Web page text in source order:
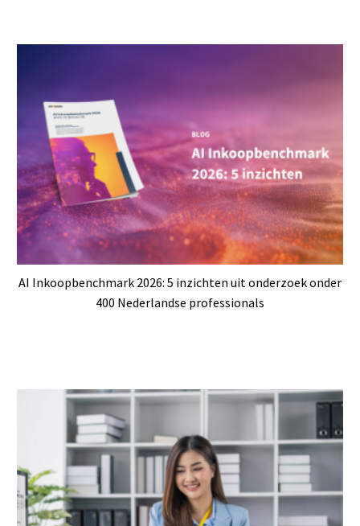
AI Inkoopbenchmark 2026: 5 inzichten uit onderzoek onder
400 Nederlandse professionals